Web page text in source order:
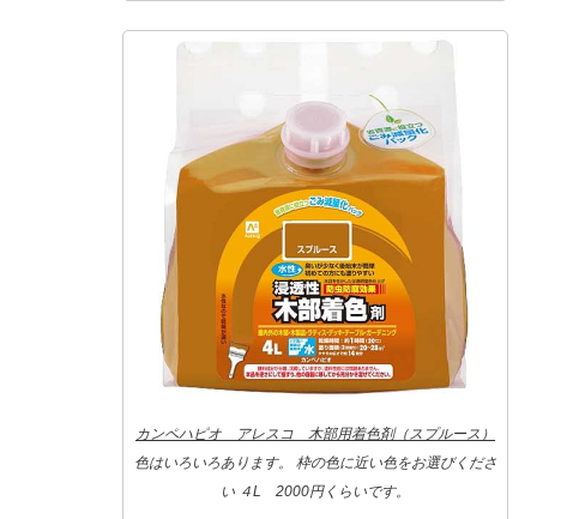
カンペハピオ アレスコ 木部用着色剤（スプルース）
色はいろいろあります。 枠の色に近い色をお選びくださ
い ４L 2000円くらいです。